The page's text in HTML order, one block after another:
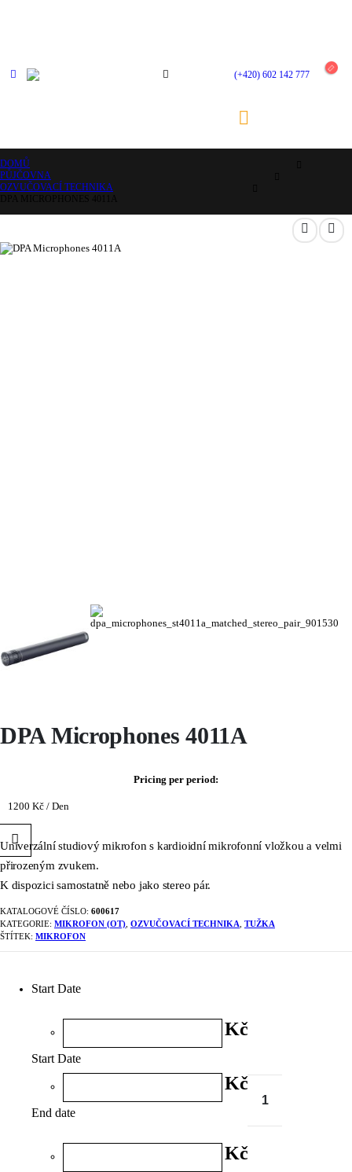
(+420) 602 142 777
DOMŮ
PŮJČOVNA
OZVUČOVACÍ TECHNIKA
DPA Microphones 4011A
Pricing per period:
1200 Kč / Den
Univerzální studiový mikrofon s kardioidní mikrofonní vložkou a velmi
přirozeným zvukem.
K dispozici samostatně nebo jako stereo pár.
KATALOGOVÉ ČÍSLO: 600617
KATEGORIE: MIKROFON (OT) OZVUČOVACÍ TECHNIKA TUŽKA
ŠTÍTEK: MIKROFON
Start Date
Kč
Start Date
Kč
End date
Kč